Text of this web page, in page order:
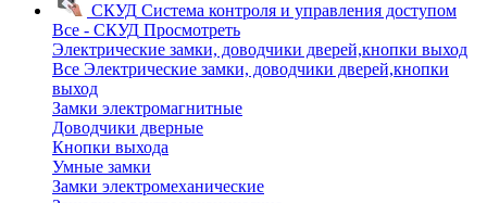
СКУД Система контроля и управления доступом
Все - СКУД Просмотреть
Электрические замки, доводчики дверей,кнопки выход
Все Электрические замки, доводчики дверей,кнопки
выход
Замки электромагнитные
Доводчики дверные
Кнопки выхода
Умные замки
Замки электромеханические